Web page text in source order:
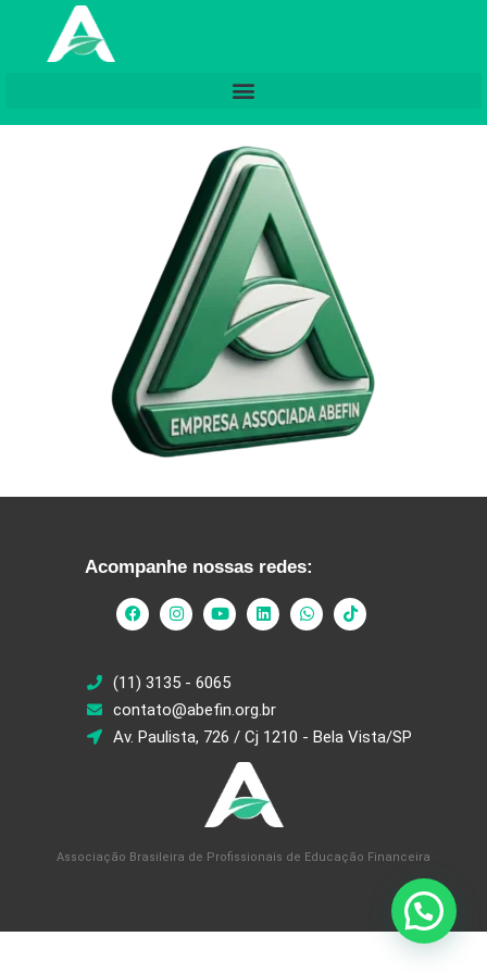
Acompanhe nossas redes:
(11) 3135 - 6065
contato@abefin.org.br
Av. Paulista, 726 / Cj 1210 - Bela Vista/SP
Associação Brasileira de Profissionais de Educação Financeira